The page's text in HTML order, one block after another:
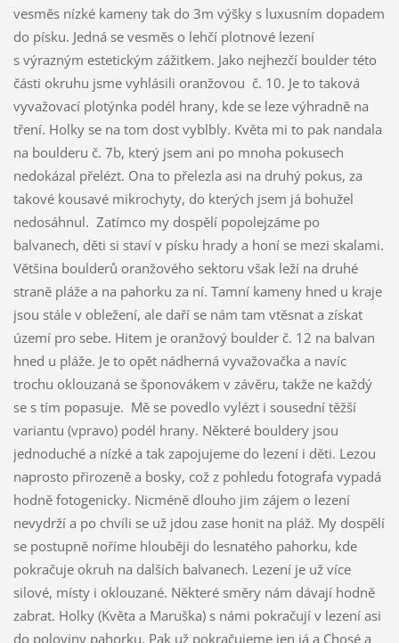
vesměs nízké kameny tak do 3m výšky s luxusním dopadem
do písku. Jedná se vesměs o lehčí plotnové lezení
s výrazným estetickým zážitkem. Jako nejhezčí boulder této
části okruhu jsme vyhlásili oranžovou č. 10. Je to taková
vyvažovací plotýnka podél hrany, kde se leze výhradně na
tření. Holky se na tom dost vyblbly. Květa mi to pak nandala
na boulderu č. 7b, který jsem ani po mnoha pokusech
nedokázal přelézt. Ona to přelezla asi na druhý pokus, za
takové kousavé mikrochyty, do kterých jsem já bohužel
nedosáhnul. Zatímco my dospělí popolejzáme po
balvanech, děti si staví v písku hrady a honí se mezi skalami.
Většina boulderů oranžového sektoru však leží na druhé
straně pláže a na pahorku za ní. Tamní kameny hned u kraje
jsou stále v obležení, ale daří se nám tam vtěsnat a získat
území pro sebe. Hitem je oranžový boulder č. 12 na balvan
hned u pláže. Je to opět nádherná vyvažovačka a navíc
trochu oklouzaná se šponovákem v závěru, takže ne každý
se s tím popasuje. Mě se povedlo vylézt i sousední těžší
variantu (vpravo) podél hrany. Některé bouldery jsou
jednoduché a nízké a tak zapojujeme do lezení i děti. Lezou
naprosto přirozeně a bosky, což z pohledu fotografa vypadá
hodně fotogenicky. Nicméně dlouho jim zájem o lezení
nevydrží a po chvíli se už jdou zase honit na pláž. My dospělí
se postupně noříme hlouběji do lesnatého pahorku, kde
pokračuje okruh na dalších balvanech. Lezení je už více
silové, místy i oklouzané. Některé směry nám dávají hodně
zabrat. Holky (Květa a Maruška) s námi pokračují v lezení asi
do poloviny pahorku. Pak už pokračujeme jen já a Chosé a